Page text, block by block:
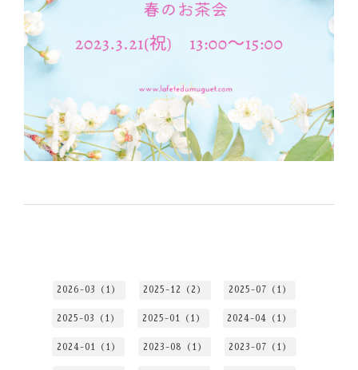
2026-03（1） 2025-12（2） 2025-07（1）
2025-03（1） 2025-01（1） 2024-04（1）
2024-01（1） 2023-08（1） 2023-07（1）